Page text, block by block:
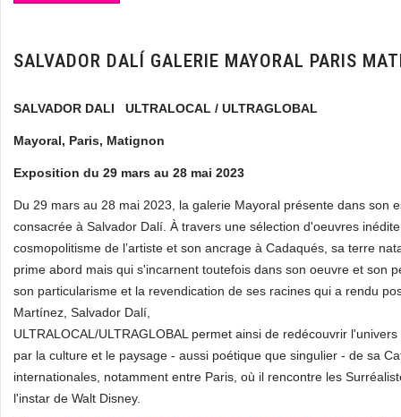
SALVADOR DALÍ GALERIE MAYORAL PARIS
SALVADOR DALI ULTRALOCAL / ULTRAGLOBAL
Mayoral, Paris, Matignon
Exposition du 29 mars au 28 mai 2023
Du 29 mars au 28 mai 2023, la galerie Mayoral présente dans son
consacrée à Salvador Dalí. À travers une sélection d'oeuvres
cosmopolitisme de l’artiste et son ancrage à Cadaqués, sa terre
prime abord mais qui s'incarnent toutefois dans son oeuvre et son
son particularisme et la revendication de ses racines qui a rendu
Martínez, Salvador Dalí,
ULTRALOCAL/ULTRAGLOBAL permet ainsi de redécouvrir
par la culture et le paysage - aussi poétique que singulier - de sa
internationales, notamment entre Paris, où il rencontre les
l'instar de Walt Disney.